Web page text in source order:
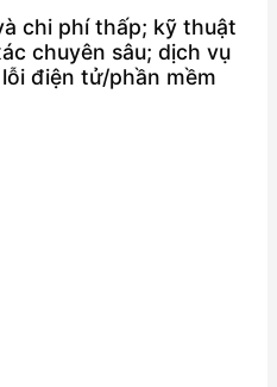
chi phí thấp; kỹ thuật
chuyên sâu; dịch vụ
điện tử/phần mềm